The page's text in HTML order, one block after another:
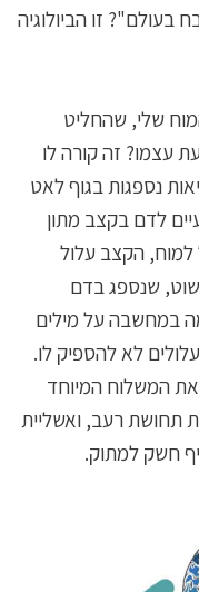
זו הביולוגיה
שלי, שהחליט
עצמו? זה קורה לו
נספגות בגוף לאט
לדם בקצב מתון
הקצב עלול
שנספג בדם
במחשבה על מילים
לא להספיק לו.
את המשלוח המיוחד
תחושת רעב, ואשליית
חשק למתוק.